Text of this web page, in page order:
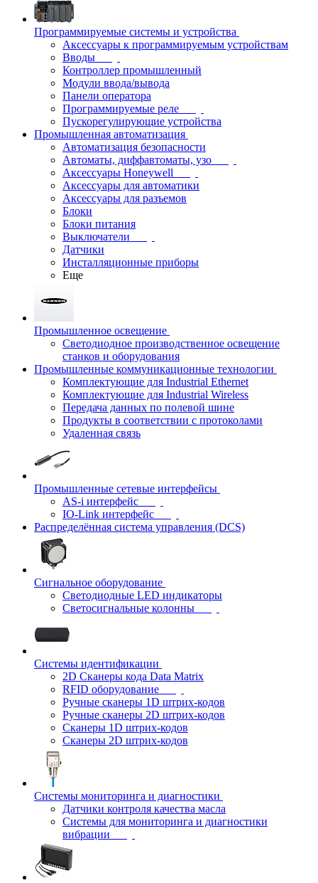
Программируемые системы и устройства
Аксессуары к программируемым устройствам
Вводы
Контроллер промышленный
Модули ввода/вывода
Панели оператора
Программируемые реле
Пускорегулирующие устройства
Промышленная автоматизация
Автоматизация безопасности
Автоматы, диффавтоматы, узо
Аксессуары Honeywell
Аксессуары для автоматики
Аксессуары для разъемов
Блоки
Блоки питания
Выключатели
Датчики
Инсталляционные приборы
Еще
Промышленное освещение
Светодиодное производственное освещение
станков и оборудования
Промышленные коммуникационные технологии
Комплектующие для Industrial Ethernet
Комплектующие для Industrial Wireless
Передача данных по полевой шине
Продукты в соответствии с протоколами
Удаленная связь
Промышленные сетевые интерфейсы
AS-i интерфейс
IO-Link интерфейс
Распределённая система управления (DCS)
Сигнальное оборудование
Светодиодные LED индикаторы
Светосигнальные колонны
Системы идентификации
2D Сканеры кода Data Matrix
RFID оборудование
Ручные сканеры 1D штрих-кодов
Ручные сканеры 2D штрих-кодов
Сканеры 1D штрих-кодов
Сканеры 2D штрих-кодов
Системы мониторинга и диагностики
Датчики контроля качества масла
Системы для мониторинга и диагностики
вибрации